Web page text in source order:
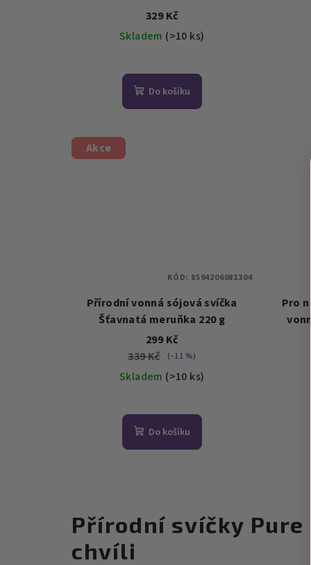
ů
329 Kč
Skladem (>10 ks)
Do košíku
Akce
Přírodní vonná sójová svíčka
Šťavnatá meruňka 220 g
299 Kč
339 Kč
(–11 %)
Skladem (>10 ks)
hodnocení
produktu
je
hvězdiček.
Do košíku
KÓD: 8594206081304
Pro
Přírodní svíčky
chvíli